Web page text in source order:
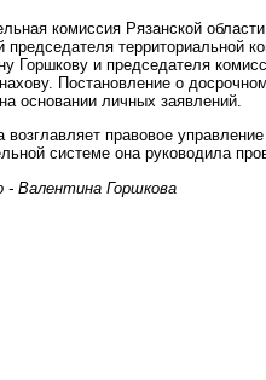
комиссия Рязанской
председателя территориальной
Горшкову и председателя
Постановление о
основании личных заявлений.
возглавляет правовое
системе она руководила
Валентина Горшкова